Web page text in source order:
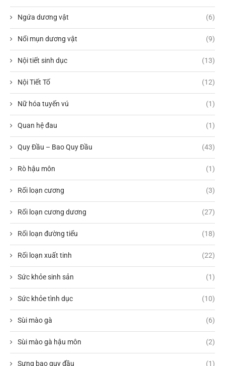
Ngứa dương vật (6)
Nổi mụn dương vật (9)
Nội tiết sinh dục (13)
Nội Tiết Tố (12)
Nữ hóa tuyến vú (1)
Quan hệ đau (1)
Quy Đầu – Bao Quy Đầu (43)
Rò hậu môn (1)
Rối loạn cương (3)
Rối loạn cương dương (27)
Rối loạn đường tiểu (18)
Rối loạn xuất tinh (22)
Sức khỏe sinh sản (1)
Sức khỏe tình dục (10)
Sùi mào gà (6)
Sùi mào gà hậu môn (2)
Sưng bao quy đầu (1)